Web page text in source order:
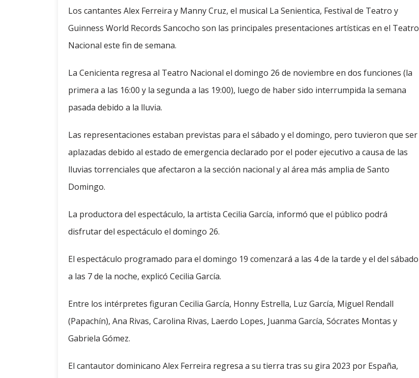
Los cantantes Alex Ferreira y Manny Cruz, el musical La Senientica, Festival de Teatro y
Guinness World Records Sancocho son las principales presentaciones artísticas en el Teatro
Nacional este fin de semana.
La Cenicienta regresa al Teatro Nacional el domingo 26 de noviembre en dos funciones (la
primera a las 16:00 y la segunda a las 19:00), luego de haber sido interrumpida la semana
pasada debido a la lluvia.
Las representaciones estaban previstas para el sábado y el domingo, pero tuvieron que ser
aplazadas debido al estado de emergencia declarado por el poder ejecutivo a causa de las
lluvias torrenciales que afectaron a la sección nacional y al área más amplia de Santo
Domingo.
La productora del espectáculo, la artista Cecilia García, informó que el público podrá
disfrutar del espectáculo el domingo 26.
El espectáculo programado para el domingo 19 comenzará a las 4 de la tarde y el del sábado
a las 7 de la noche, explicó Cecilia García.
Entre los intérpretes figuran Cecilia García, Honny Estrella, Luz García, Miguel Rendall
(Papachín), Ana Rivas, Carolina Rivas, Laerdo Lopes, Juanma García, Sócrates Montas y
Gabriela Gómez.
El cantautor dominicano Alex Ferreira regresa a su tierra tras su gira 2023 por España,